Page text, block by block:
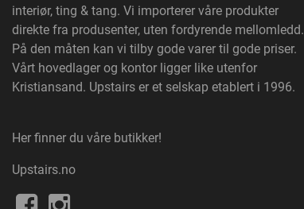
interiør, ting & tang. Vi importerer våre produkter
direkte fra produsenter, uten fordyrende mellomledd.
På den måten kan vi tilby gode varer til gode priser.
Vårt hovedlager og kontor ligger like utenfor
Kristiansand. Upstairs er et selskap etablert i 1996.
Her finner du våre butikker!
Upstairs.no